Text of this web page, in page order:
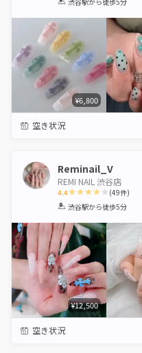
¥6,800
空き状況
Reminail_V
REMI NAIL 渋谷店
4.4
1 2 3 4 5
(49件)
渋谷駅から徒歩5分
¥12,500
空き状況